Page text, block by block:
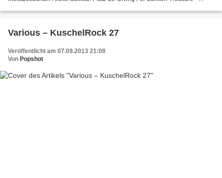
Various – KuschelRock 27
Veröffentlicht am 07.09.2013 21:08
Von Popshot